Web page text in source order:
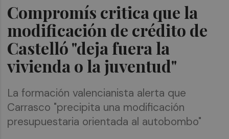
Compromís critica que la
modificación de crédito de
Castelló "deja fuera la
vivienda o la juventud"
La formación valencianista alerta que
Carrasco "precipita una modificación
presupuestaria orientada al autobombo"